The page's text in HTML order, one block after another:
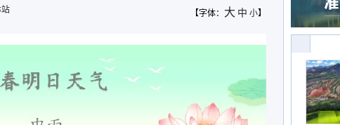
【字体： 大 中 小】
站